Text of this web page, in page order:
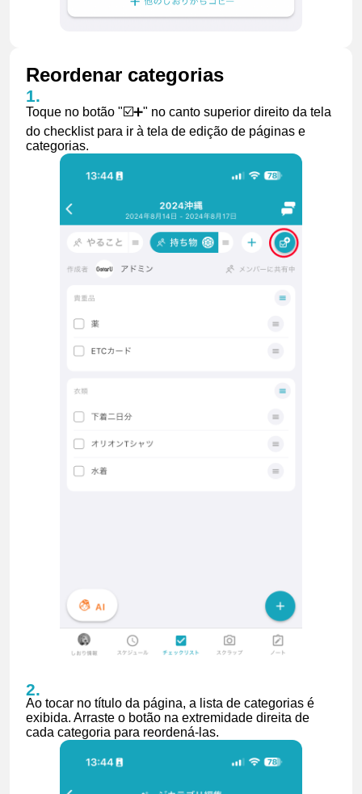
Reordenar categorias
Toque no botão "☑️➕" no canto superior direito da tela
do checklist para ir à tela de edição de páginas e
categorias.
Ao tocar no título da página, a lista de categorias é
exibida. Arraste o botão na extremidade direita de
cada categoria para reordená-las.